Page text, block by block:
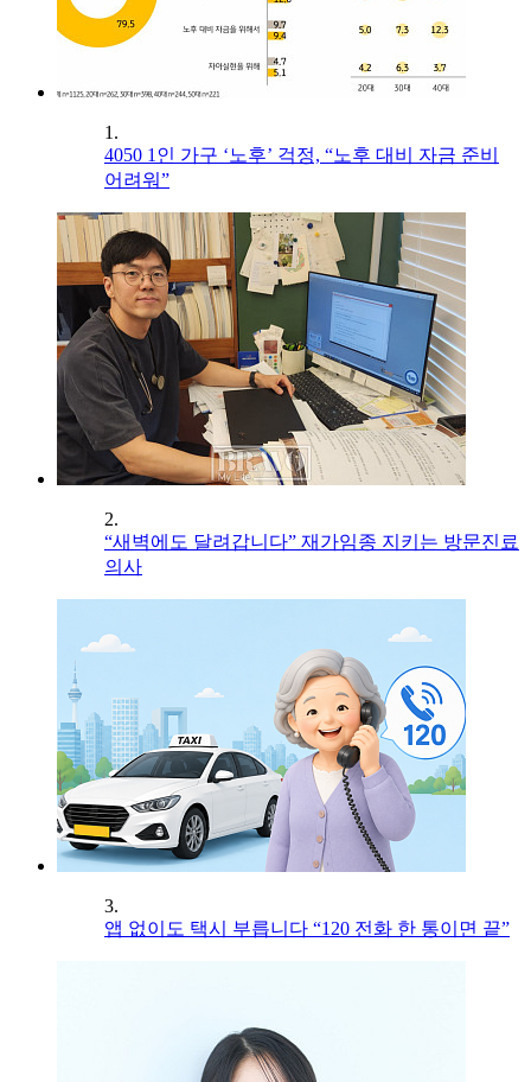
1.
4050 1인 가구 ‘노후’ 걱정, “노후 대비 자금 준비
어려워”
2.
“새벽에도 달려갑니다” 재가임종 지키는 방문진료
의사
3.
앱 없이도 택시 부릅니다 “120 전화 한 통이면 끝”